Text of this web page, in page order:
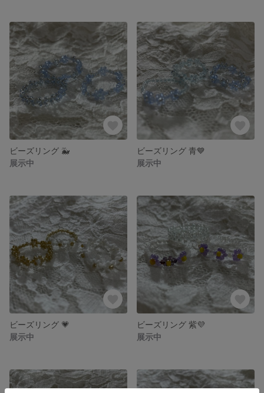
ビーズリング 🐳
展示中
ビーズリング 青💙
展示中
ビーズリング 💗
展示中
ビーズリング 紫💜
展示中